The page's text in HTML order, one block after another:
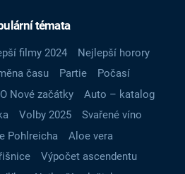
témata
filmy 2024
Nejlepší horory
času Partie
Počasí
Nové začátky
Auto – katalog
Volby 2025
Svařené víno
Pohlreicha
Aloe vera
Výpočet ascendentu